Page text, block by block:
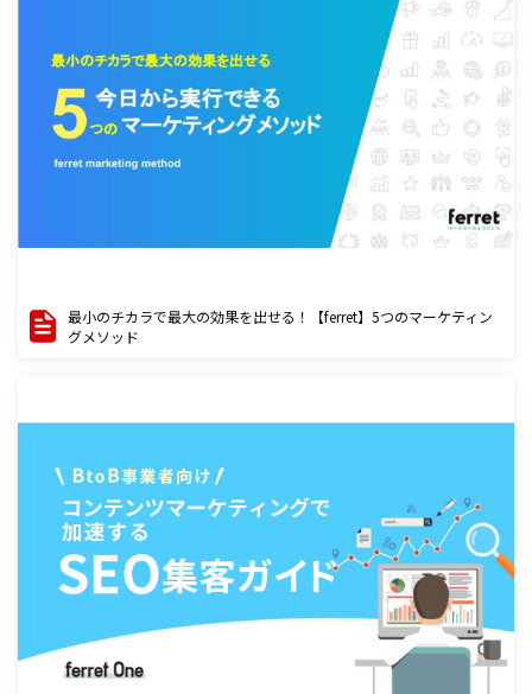
最小のチカラで最大の効果を出せる！【ferret】5つのマーケティン
グメソッド